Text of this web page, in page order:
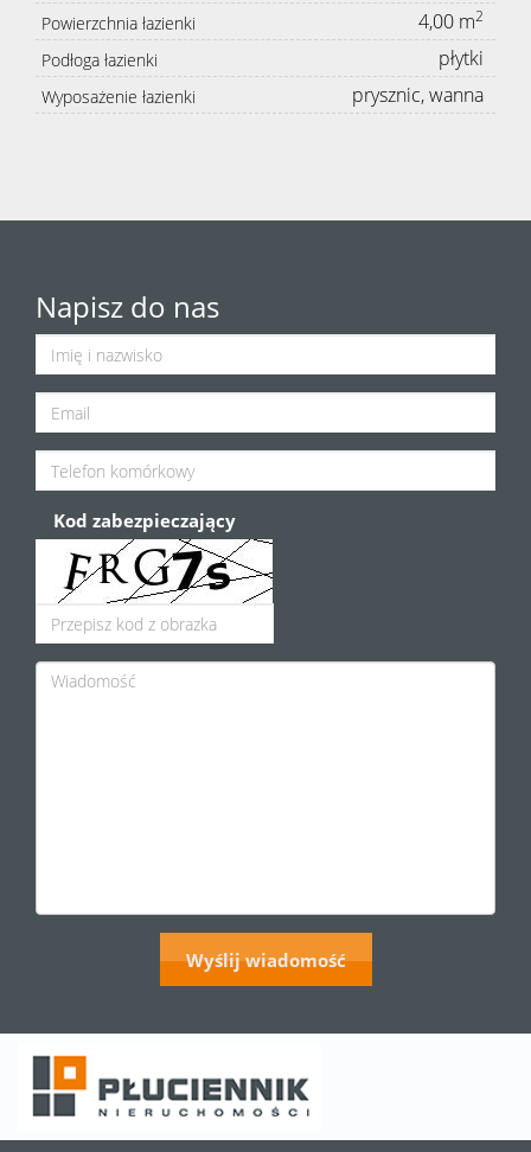
Powierzchnia łazienki 4,00 m2
Podłoga łazienki płytki
Wyposażenie łazienki prysznic, wanna
Napisz do nas
Kod zabezpieczający